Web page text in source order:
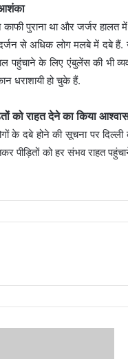
पुराना था और जर्जर हालत
से अधिक लोग मलबे में दबे
पहुंचाने के लिए एंबुलेंस की भी
धराशायी हो चुके हैं.
को राहत देने का किया
के दबे होने की सूचना पर दिल्ली
पीड़ितों को हर संभव राहत